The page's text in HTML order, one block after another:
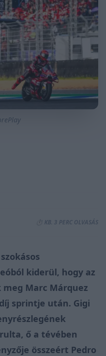
⏱️ KB. 3 PERC OLVASÁS
kiderül, hogy az
Marc Márquez
sprintje után. Gigi
ő a tévében
összeért Pedro